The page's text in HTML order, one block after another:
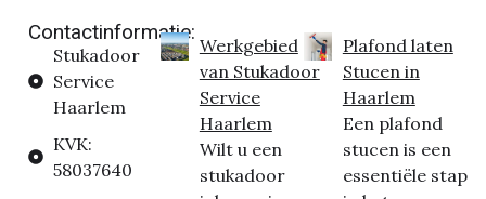
Contactinformatie:
Stukadoor
Service
Haarlem
KVK:
58037640
Werkgebied
van Stukadoor
Service
Haarlem
Wilt u een
stukadoor
Plafond laten
Stucen in
Haarlem
Een plafond
stucen is een
essentiële stap